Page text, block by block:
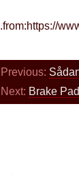
.from:https://
Previous:
Next: Brake